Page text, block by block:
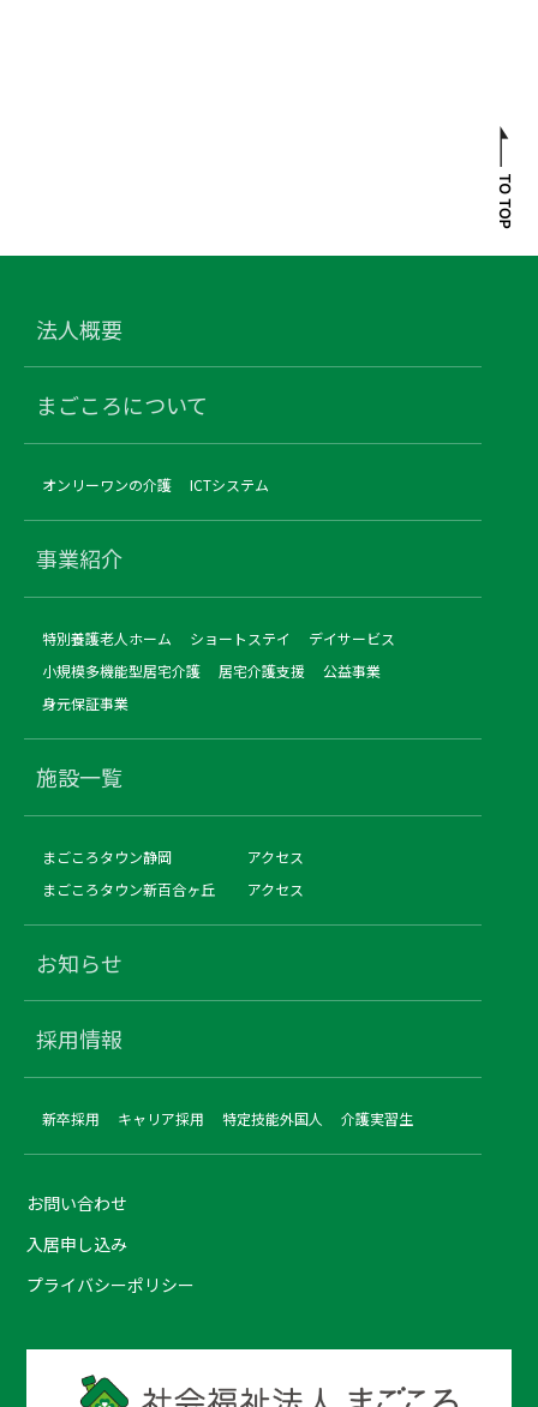
法人概要
まごころについて
オンリーワンの介護 ICTシステム
事業紹介
特別養護老人ホーム ショートステイ
デイサービス
小規模多機能型居宅介護
居宅介護支援
公益事業
身元保証事業
施設一覧
まごころタウン静岡
アクセス
まごころタウン新百合ヶ丘
アクセス
お知らせ
採用情報
新卒採用 キャリア採用 特定技能外国人 介護実習生
お問い合わせ
入居申し込み
プライバシーポリシー